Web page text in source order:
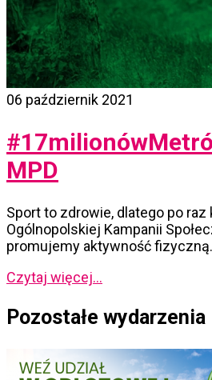
06 październik 2021
MPD
Sport to zdrowie, dlatego po
Ogólnopolskiej Kampanii
promujemy aktywność fizyczną.
Czytaj więcej...
Pozostałe wydarzenia